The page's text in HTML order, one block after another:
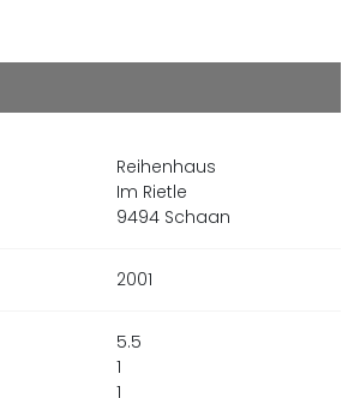
Reihenhaus
Im Rietle
9494 Schaan
2001
5.5
1
1